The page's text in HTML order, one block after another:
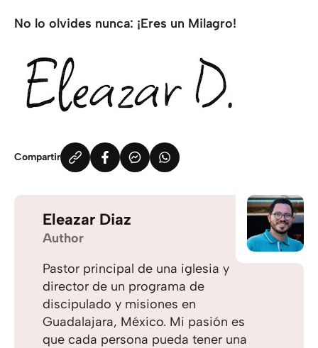
No lo olvides nunca: ¡Eres un Milagro!
Compartir
Eleazar Diaz
Author
Pastor principal de una iglesia y
director de un programa de
discipulado y misiones en
Guadalajara, México. Mi pasión es
que cada persona pueda tener una